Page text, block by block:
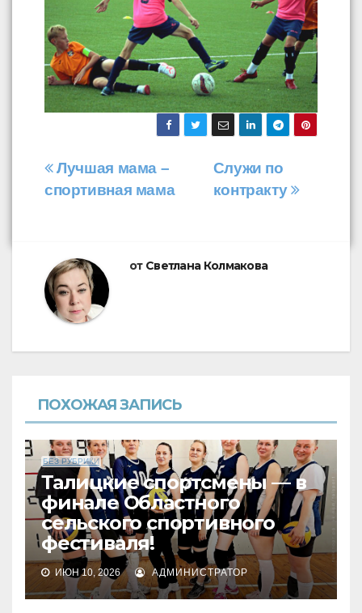
Навигация
по
Служи по
контракту
Лучшая мама –
спортивная мама
от Светлана Колмакова
ПОХОЖАЯ ЗАПИСЬ
БЕЗ РУБРИКИ
Талицкие спортсмены — в
финале Областного
сельского спортивного
фестиваля!
ИЮН 10, 2026 АДМИНИСТРАТОР